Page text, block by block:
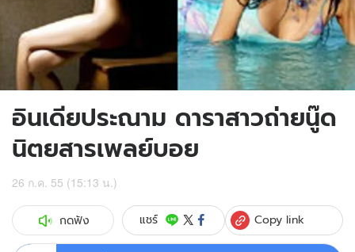
อินเดียประณาม ดาราสาวถ่ายนู๊ด
นิตยสารเพลย์บอย
26 ก.ค. 55 (15:13 น.)
กดฟัง แชร์ Copy link